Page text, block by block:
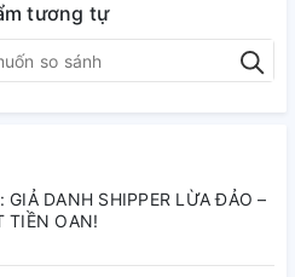
tương tự
GIẢ DANH SHIPPER LỪA ĐẢO –
TIỀN OAN!